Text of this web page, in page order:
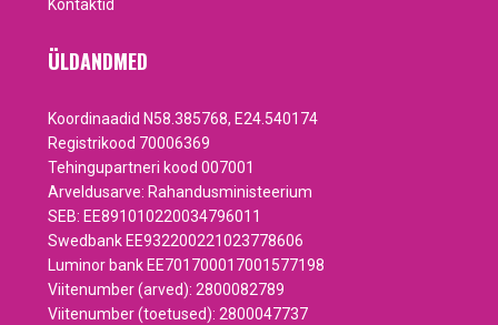
Kontaktid
ÜLDANDMED
Koordinaadid N58.385768, E24.540174
Registrikood 70006369
Tehingupartneri kood 007001
Arveldusarve: Rahandusministeerium
SEB: EE891010220034796011
Swedbank EE932200221023778606
Luminor bank EE701700017001577198
Viitenumber (arved): 2800082789
Viitenumber (toetused): 2800047737